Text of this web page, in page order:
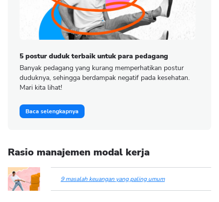
5 postur duduk terbaik untuk para pedagang
Banyak pedagang yang kurang memperhatikan postur
duduknya, sehingga berdampak negatif pada kesehatan.
Mari kita lihat!
Baca selengkapnya
Rasio manajemen modal kerja
9 masalah keuangan yang paling umum